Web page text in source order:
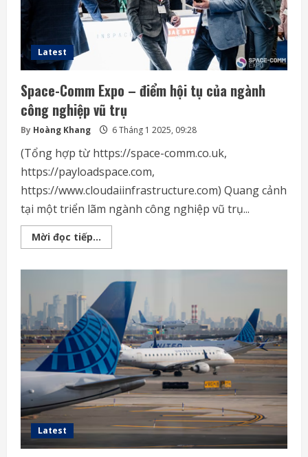
Latest
Space-Comm Expo – điểm hội tụ của ngành
công nghiệp vũ trụ
By Hoàng Khang 6 Tháng 1 2025, 09:28
(Tổng hợp từ https://space-comm.co.uk,
https://payloadspace.com,
https://www.cloudaiinfrastructure.com) Quang cảnh
tại một triển lãm ngành công nghiệp vũ trụ...
Mời đọc tiếp...
Comm
hội
tụ
ngành
công
nghiệp
vũ
trụ
Latest